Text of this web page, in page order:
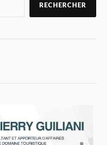
RECHERCHER